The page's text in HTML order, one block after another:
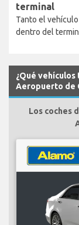
terminal
Tanto el
dentro del
¿Qué
Aeropuerto de
Los coches